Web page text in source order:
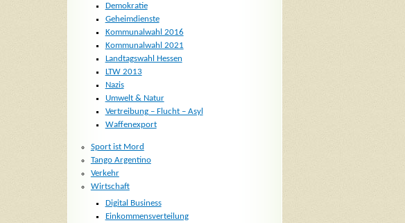
Demokratie
Geheimdienste
Kommunalwahl 2016
Kommunalwahl 2021
Landtagswahl Hessen
LTW 2013
Nazis
Umwelt & Natur
Vertreibung – Flucht – Asyl
Waffenexport
Sport ist Mord
Tango Argentino
Verkehr
Wirtschaft
Digital Business
Einkommensverteilung